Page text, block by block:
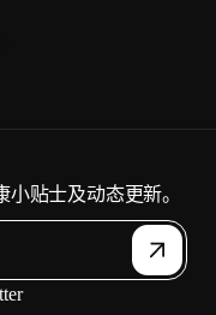
贴士及动态更新。